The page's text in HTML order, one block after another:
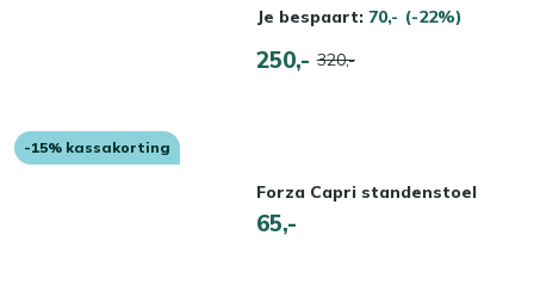
Je bespaart: 70,- (-22%)
250,- 320,-
-15% kassakorting
Forza Capri standenstoel
65,-